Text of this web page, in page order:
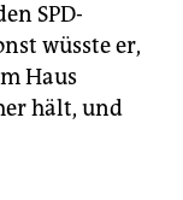
SPD-
wüsste er,
Haus
hält, und